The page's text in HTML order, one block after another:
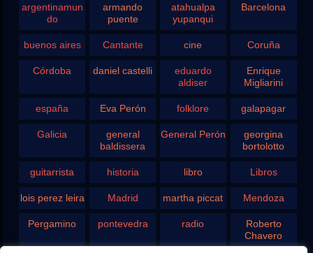
argentinamun
do
armando
puente
atahualpa
yupanqui
Barcelona
buenos aires Cantante cine Coruña
Córdoba daniel castelli
eduardo
aldiser
Enrique
Migliarini
españa Eva Perón folklore galapagar
Galicia
general
baldissera
General Perón
georgina
bortolotto
guitarrista historia libro Libros
lois perez leira Madrid martha piccat Mendoza
Pergamino pontevedra radio
Roberto
Chavero